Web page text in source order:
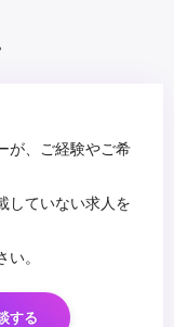
が、ご経験やご希
していない求人を
。
する